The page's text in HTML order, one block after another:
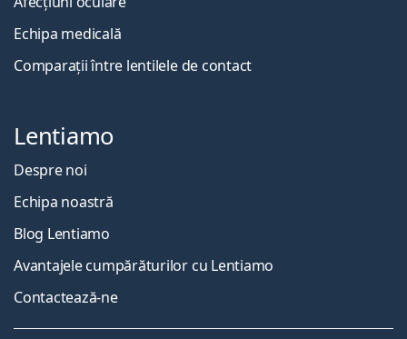
Echipa medicală
Comparații între lentilele de contact
Lentiamo
Despre noi
Echipa noastră
Blog Lentiamo
Avantajele cumpărăturilor cu Lentiamo
Contactează-ne